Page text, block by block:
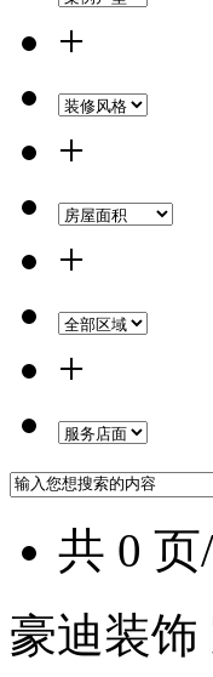
+
+
+
+
共 0
豪迪装饰